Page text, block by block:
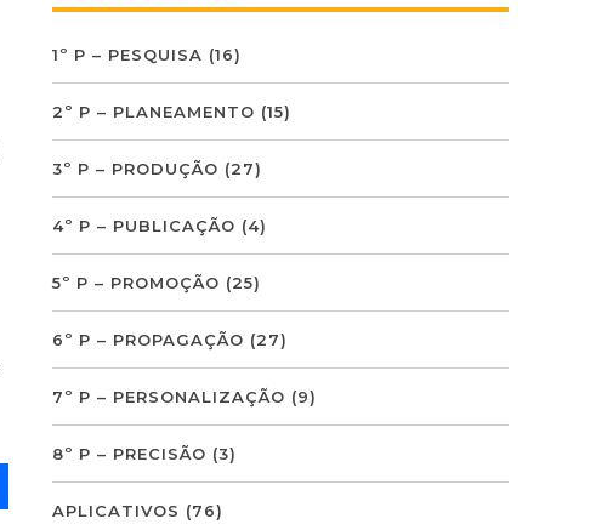
1º P – PESQUISA (16)
2º P – PLANEAMENTO (15)
3º P – PRODUÇÃO (27)
4º P – PUBLICAÇÃO (4)
5º P – PROMOÇÃO (25)
6º P – PROPAGAÇÃO (27)
7º P – PERSONALIZAÇÃO (9)
8º P – PRECISÃO (3)
APLICATIVOS (76)